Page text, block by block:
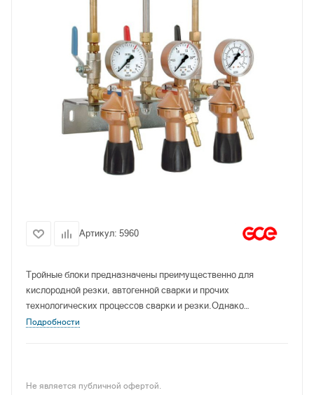
Артикул: 5960
Тройные блоки предназначены преимущественно для
кислородной резки, автогенной сварки и прочих
технологических процессов сварки и резки.Однако
выбранную комбинацию выпускной арматуры можно
Подробности
Не является публичной офертой.